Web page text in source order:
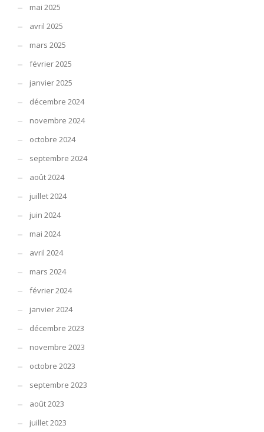
mai 2025
avril 2025
mars 2025
février 2025
janvier 2025
décembre 2024
novembre 2024
octobre 2024
septembre 2024
août 2024
juillet 2024
juin 2024
mai 2024
avril 2024
mars 2024
février 2024
janvier 2024
décembre 2023
novembre 2023
octobre 2023
septembre 2023
août 2023
juillet 2023